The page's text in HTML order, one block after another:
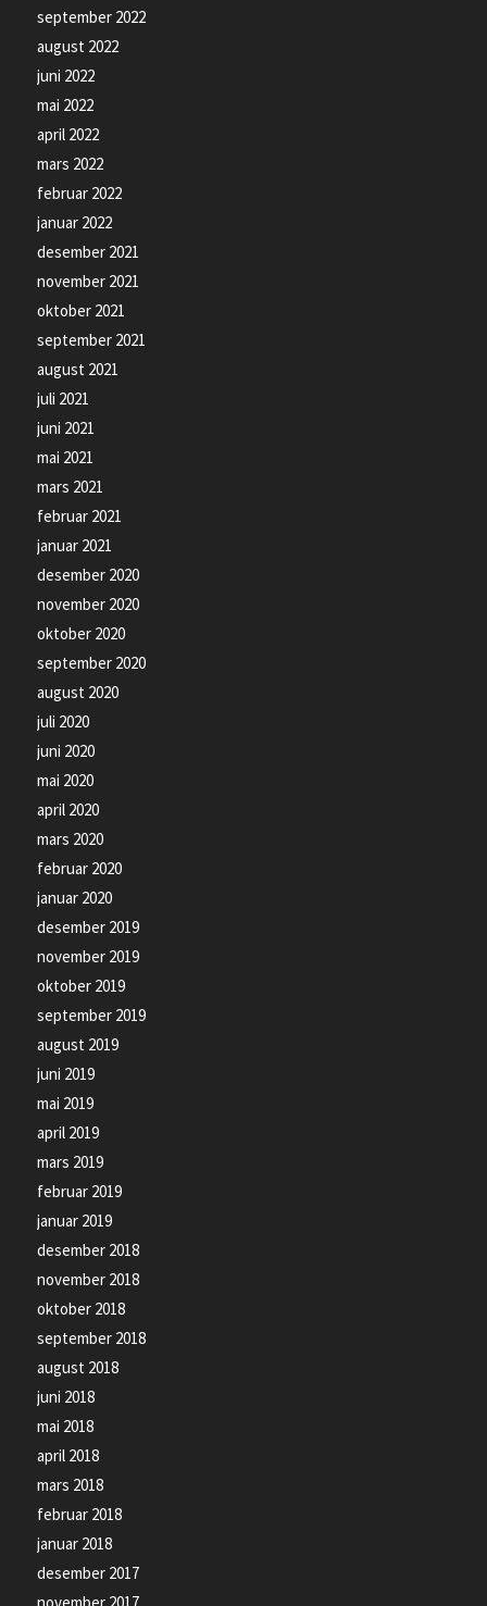
september 2022
august 2022
juni 2022
mai 2022
april 2022
mars 2022
februar 2022
januar 2022
desember 2021
november 2021
oktober 2021
september 2021
august 2021
juli 2021
juni 2021
mai 2021
mars 2021
februar 2021
januar 2021
desember 2020
november 2020
oktober 2020
september 2020
august 2020
juli 2020
juni 2020
mai 2020
april 2020
mars 2020
februar 2020
januar 2020
desember 2019
november 2019
oktober 2019
september 2019
august 2019
juni 2019
mai 2019
april 2019
mars 2019
februar 2019
januar 2019
desember 2018
november 2018
oktober 2018
september 2018
august 2018
juni 2018
mai 2018
april 2018
mars 2018
februar 2018
januar 2018
desember 2017